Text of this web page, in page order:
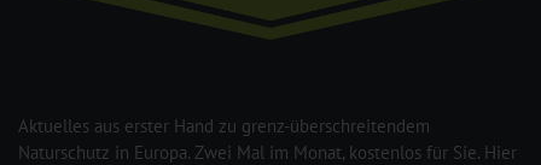
Aktuelles aus erster Hand zu grenz-überschreitendem
Naturschutz in Europa. Zwei Mal im Monat, kostenlos für Sie. Hier